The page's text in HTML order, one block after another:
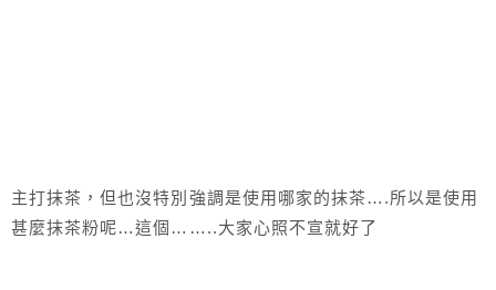
主打抹茶，但也沒特別強調是使用哪家的抹茶….所以是使用
甚麼抹茶粉呢…這個……..大家心照不宣就好了